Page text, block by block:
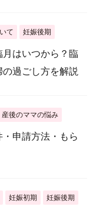
て 妊娠後期
月はいつから？臨
過ごし方を解説
産後のママの悩み
申請方法・もら
妊娠初期 妊娠後期